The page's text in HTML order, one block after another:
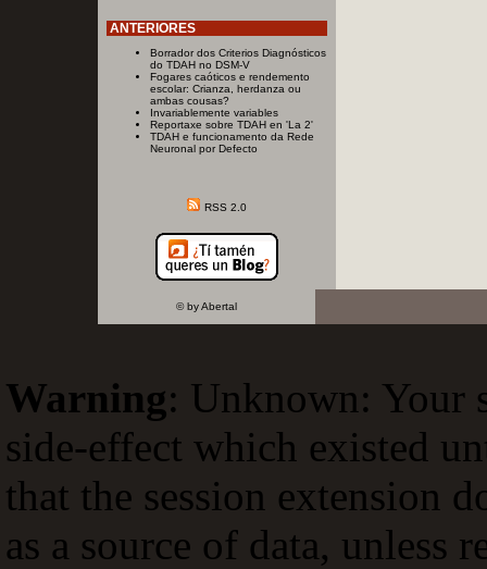
ANTERIORES
Borrador dos Criterios Diagnósticos
do TDAH no DSM-V
Fogares caóticos e rendemento
escolar: Crianza, herdanza ou
ambas cousas?
Invariablemente variables
Reportaxe sobre TDAH en 'La 2'
TDAH e funcionamento da Rede
Neuronal por Defecto
RSS 2.0
© by Abertal
Warning: Unknown: Your
side-effect which existed
that the session extension
as a source of data, unless